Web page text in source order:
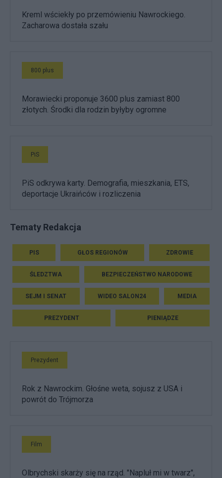
Kreml wściekły po przemówieniu Nawrockiego.
Zacharowa dostała szału
800 plus
Morawiecki proponuje 3600 plus zamiast 800
złotych. Środki dla rodzin byłyby ogromne
PiS
PiS odkrywa karty. Demografia, mieszkania, ETS,
deportacje Ukraińców i rozliczenia
Tematy Redakcja
PIS GŁOS REGIONÓW ZDROWIE
ŚLEDZTWA BEZPIECZEŃSTWO NARODOWE
SEJM I SENAT WIDEO SALON24 MEDIA
PREZYDENT PIENIĄDZE
Prezydent
Rok z Nawrockim. Głośne weta, sojusz z USA i
powrót do Trójmorza
Film
Olbrychski skarży się na rząd. "Napluł mi w twarz",